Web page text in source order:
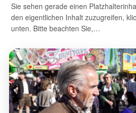
Sie sehen gerade einen
den eigentlichen Inhalt zuzugreifen,
unten. Bitte beachten Sie,…